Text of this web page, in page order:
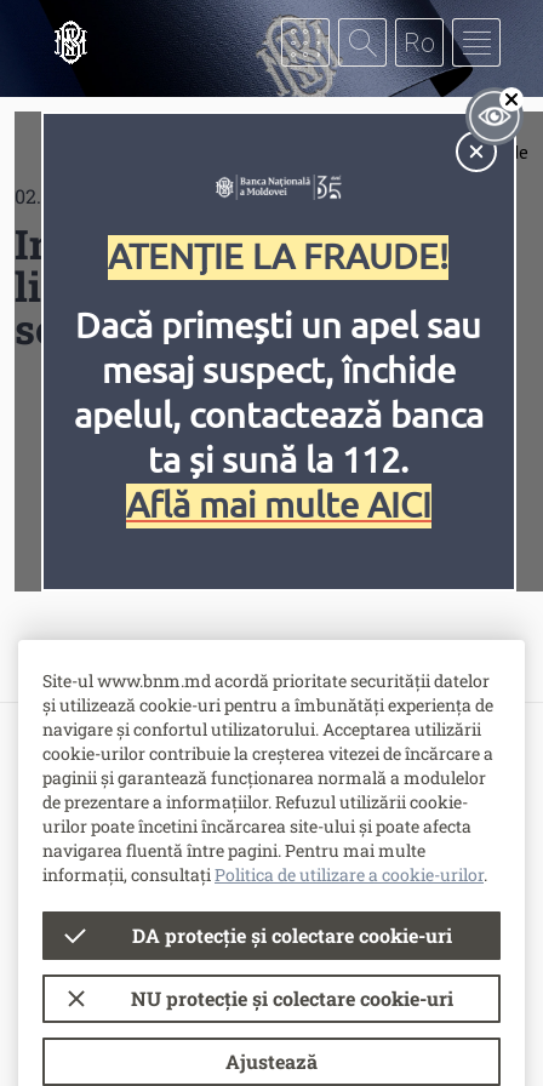
Mergi la conţinutul principal
Inversiune Animațiile
ATENȚIE LA FRAUDE!
Dacă primești un apel sau
mesaj suspect, închide
apelul, contactează banca
ta și sună la 112.
Află mai multe AICI
Site-ul www.bnm.md acordă prioritate securității datelor
și utilizează cookie-uri pentru a îmbunătăți experiența de
navigare și confortul utilizatorului. Acceptarea utilizării
cookie-urilor contribuie la creșterea vitezei de încărcare a
paginii și garantează funcționarea normală a modulelor
de prezentare a informațiilor. Refuzul utilizării cookie-
urilor poate încetini încărcarea site-ului și poate afecta
navigarea fluentă între pagini. Pentru mai multe
informații, consultațiPolitica de utilizare a cookie-urilor.
DA protecție și colectare cookie-uri
NU protecție și colectare cookie-uri
Ajustează
Extinde
02.01.2026
Informații despre
licențierea unităților de
schimb valutar
tel:+ 373 22 822 351
+ 373 22 822 189
Portalul WEB al BNM – crm.bnm.md
Bulevardul Grigore Vieru nr. 1,
MD-2005, Chişinău, Republica Moldova
-Contacte
-Posturi vacante
© Banca Națională a Moldovei
Condiții de utilizare
Politica de utilizare a cookie-urilor